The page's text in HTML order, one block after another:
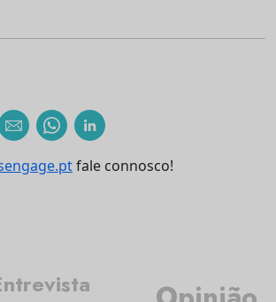
fale connosco!